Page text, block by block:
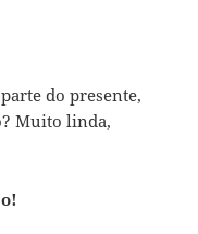
do presente,
Muito linda,